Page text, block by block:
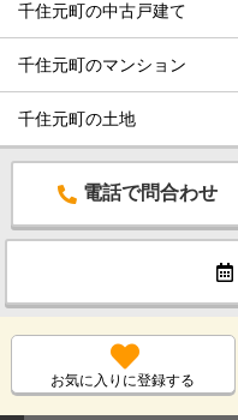
千住元町の中古戸建て
千住元町のマンション
千住元町の土地
電話で問合わせ
お気に入りに登録する